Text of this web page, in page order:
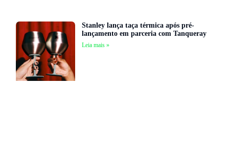
Stanley lança taça térmica após pré-
lançamento em parceria com Tanqueray
Leia mais »